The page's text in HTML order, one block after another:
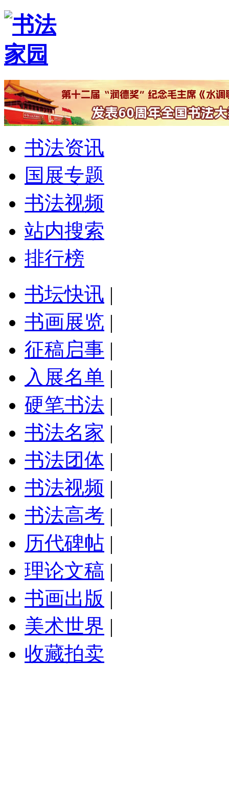
书法资讯
国展专题
书法视频
站内搜索
排行榜
书坛快讯 |
书画展览 |
征稿启事 |
入展名单 |
硬笔书法 |
书法名家 |
书法团体 |
书法视频 |
书法高考 |
历代碑帖 |
理论文稿 |
书画出版 |
美术世界 |
收藏拍卖